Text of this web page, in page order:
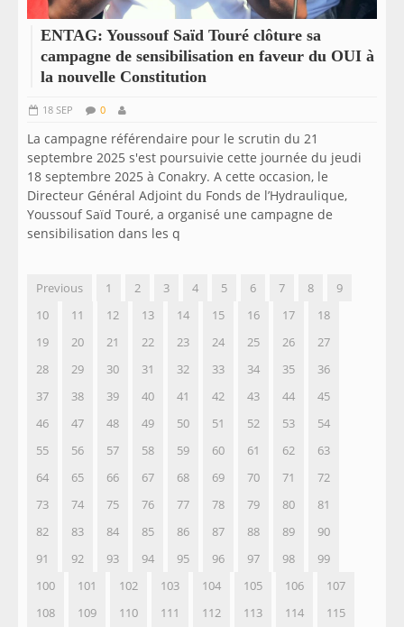
ENTAG: Youssouf Saïd Touré clôture sa
campagne de sensibilisation en faveur du OUI à
la nouvelle Constitution
18 SEP 0
La campagne référendaire pour le scrutin du 21
septembre 2025 s'est poursuivie cette journée du jeudi
18 septembre 2025 à Conakry. A cette occasion, le
Directeur Général Adjoint du Fonds de l’Hydraulique,
Youssouf Saïd Touré, a organisé une campagne de
sensibilisation dans les q
Previous 1 2 3 4 5 6 7 8
9
10
11 12 13 14 15 16 17
18
19
20 21 22 23 24 25 26
27
28
29 30 31 32 33 34 35
36
37
38 39 40 41 42 43 44
45
46
47 48 49 50 51 52 53
54
55
56 57 58 59 60 61 62
63
64
65 66 67 68 69 70 71
72
73
74 75 76 77 78 79 80
81
82
83 84 85 86 87 88 89
90
91
92 93 94 95 96 97 98
99
100
101 102 103 104 105 106
107
108
109 110 111 112 113 114
115